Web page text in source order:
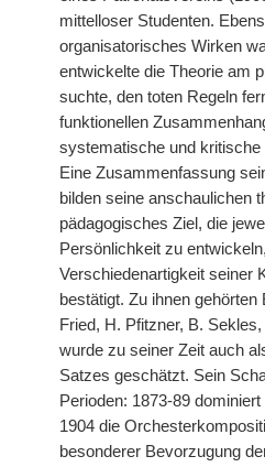
mittelloser Studenten.
organisatorisches Wirken
entwickelte die Theorie am
suchte, den toten Regeln
funktionellen
systematische und
Eine Zusammenfassung
bilden seine anschaulichen
pädagogisches Ziel, die
Persönlichkeit zu
Verschiedenartigkeit seiner
bestätigt. Zu ihnen
Fried, H. Pfitzner, B.
wurde zu seiner Zeit auch
Satzes geschätzt. Sein
Perioden: 1873-89
1904 die
besonderer Bevorzugung